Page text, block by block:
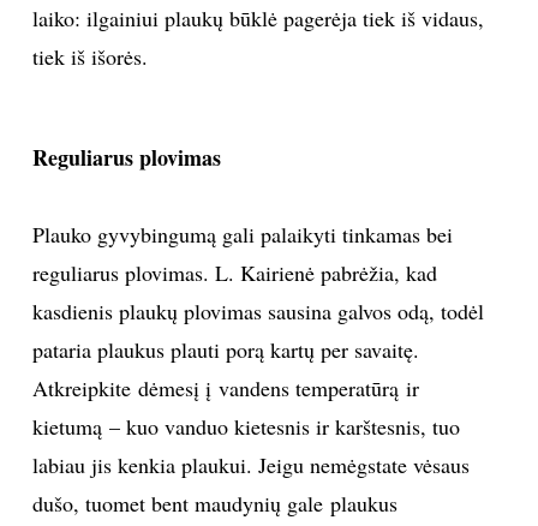
laiko: ilgainiui plaukų būklė pagerėja tiek iš vidaus,
tiek iš išorės.
Reguliarus plovimas
Plauko gyvybingumą gali palaikyti tinkamas bei
reguliarus plovimas. L. Kairienė pabrėžia, kad
kasdienis plaukų plovimas sausina galvos odą, todėl
pataria plaukus plauti porą kartų per savaitę.
Atkreipkite dėmesį į vandens temperatūrą ir
kietumą – kuo vanduo kietesnis ir karštesnis, tuo
labiau jis kenkia plaukui. Jeigu nemėgstate vėsaus
dušo, tuomet bent maudynių gale plaukus